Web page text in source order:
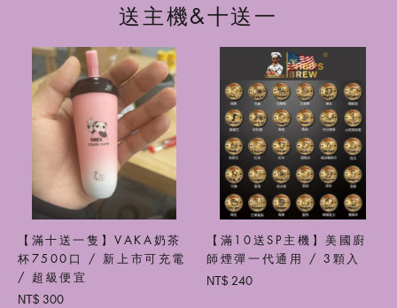
送主機&十送一
【滿十送一隻】VAKA奶茶
杯7500口 / 新上市可充電
/ 超級便宜
NT$ 300
【滿10送SP主機】美國廚
師煙彈一代通用 / 3顆入
NT$ 240